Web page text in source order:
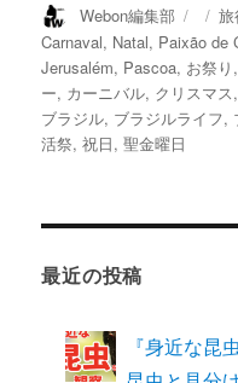
投
稿
者
Webon編集部
投
稿
日:
カ
テ
ゴ
リ
ー
Carnaval, Natal, Paixão de
Jerusalém, Pascoa, お祭り ,
ー, カーニバル, クリスマス,
ブラジル, ブラジルライフ,
活祭,祝日,聖金曜日
最近の投稿
『身近な昆